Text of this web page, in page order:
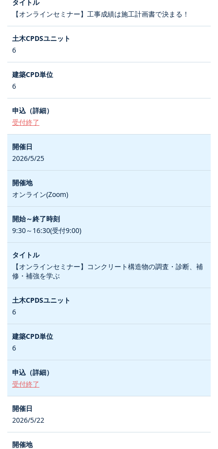
【オンラインセミナー】工事成績は施工計画書で決まる！
6
6
受付終了
2026/5/25
オンライン(Zoom)
9:30～16:30(受付9:00)
【オンラインセミナー】コンクリート構造物の調査・診断、補
修・補強を学ぶ
6
6
受付終了
2026/5/22